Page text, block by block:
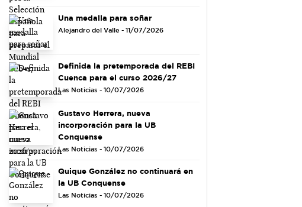
Una medalla para soñar
Alejandro del Valle - 11/07/2026
Definida la pretemporada del REBI
Cuenca para el curso 2026/27
Las Noticias - 10/07/2026
Gustavo Herrera, nueva
incorporación para la UB
Conquense
Las Noticias - 10/07/2026
Quique González no continuará en
la UB Conquense
Las Noticias - 10/07/2026